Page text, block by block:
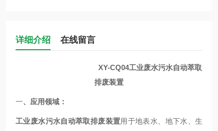
详细介绍 在线留言
XY-CQ04工业废水污水自动萃取
排废装置
一、应用领域：
工业废水污水自动萃取排废装置用于地表水、地下水、生